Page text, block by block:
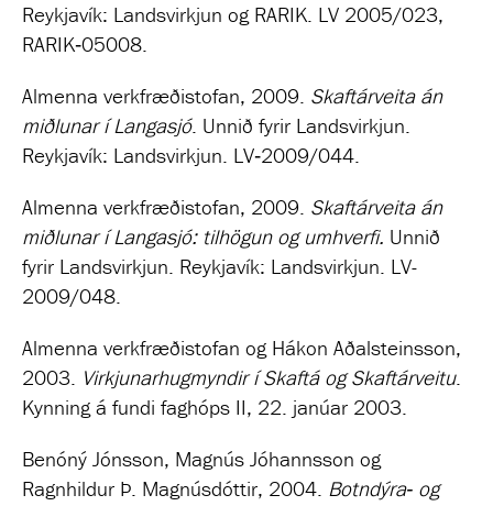
Reykjavík: Landsvirkjun og RARIK. LV 2005/023,
RARIK‐05008.
Almenna verkfræðistofan, 2009. Skaftárveita án
miðlunar í Langasjó. Unnið fyrir Landsvirkjun.
Reykjavík: Landsvirkjun. LV‐2009/044.
Almenna verkfræðistofan, 2009. Skaftárveita án
miðlunar í Langasjó: tilhögun og umhverfi. Unnið
fyrir Landsvirkjun. Reykjavík: Landsvirkjun. LV-
2009/048.
Almenna verkfræðistofan og Hákon Aðalsteinsson,
2003. Virkjunarhugmyndir í Skaftá og Skaftárveitu.
Kynning á fundi faghóps II, 22. janúar 2003.
Benóný Jónsson, Magnús Jóhannsson og
Ragnhildur Þ. Magnúsdóttir, 2004. Botndýra‐ og